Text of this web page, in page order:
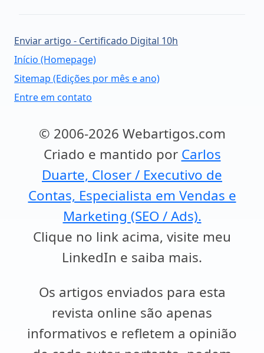
Enviar artigo - Certificado Digital 10h
Início (Homepage)
Sitemap (Edições por mês e ano)
Entre em contato
© 2006-2026 Webartigos.com
Criado e mantido por Carlos
Duarte, Closer / Executivo de
Contas, Especialista em Vendas e
Marketing (SEO / Ads).
Clique no link acima, visite meu
LinkedIn e saiba mais.
Os artigos enviados para esta
revista online são apenas
informativos e refletem a opinião